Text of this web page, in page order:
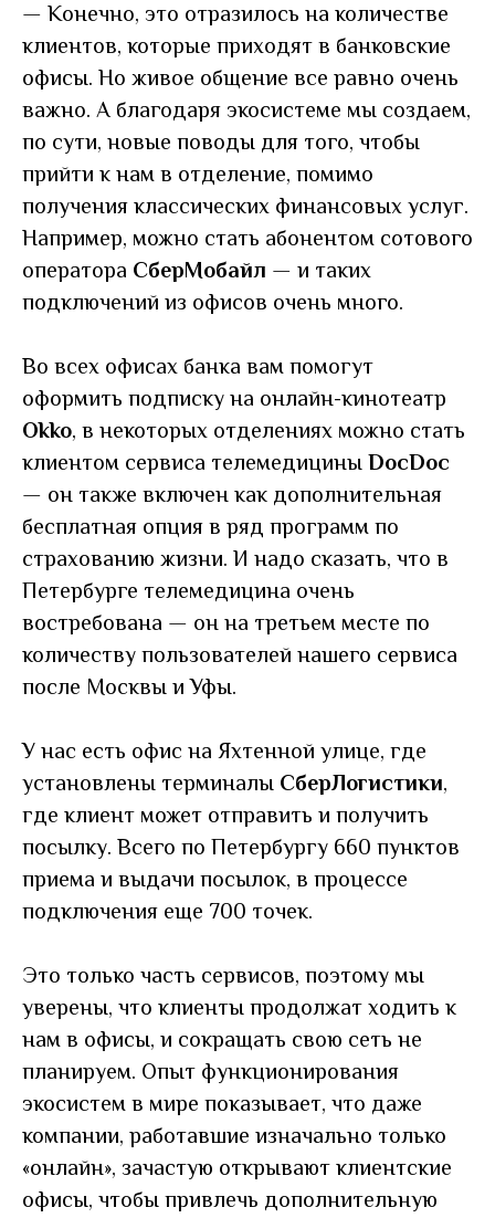
— Конечно, это отразилось на количестве
клиентов, которые приходят в банковские
офисы. Но живое общение все равно очень
важно. А благодаря экосистеме мы создаем,
по сути, новые поводы для того, чтобы
прийти к нам в отделение, помимо
получения классических финансовых услуг.
Например, можно стать абонентом сотового
оператора СберМобайл — и таких
подключений из офисов очень много.
Во всех офисах банка вам помогут
оформить подписку на онлайн-кинотеатр
Okko, в некоторых отделениях можно стать
клиентом сервиса телемедицины DocDoc
— он также включен как дополнительная
бесплатная опция в ряд программ по
страхованию жизни. И надо сказать, что в
Петербурге телемедицина очень
востребована — он на третьем месте по
количеству пользователей нашего сервиса
после Москвы и Уфы.
У нас есть офис на Яхтенной улице, где
установлены терминалы СберЛогистики,
где клиент может отправить и получить
посылку. Всего по Петербургу 660 пунктов
приема и выдачи посылок, в процессе
подключения еще 700 точек.
Это только часть сервисов, поэтому мы
уверены, что клиенты продолжат ходить к
нам в офисы, и сокращать свою сеть не
планируем. Опыт функционирования
экосистем в мире показывает, что даже
компании, работавшие изначально только
«онлайн», зачастую открывают клиентские
офисы, чтобы привлечь дополнительную